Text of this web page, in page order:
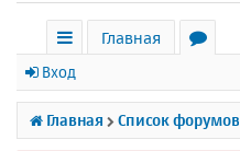
с
ы
л
Главная
р
у
Вход
Главная Список форумов